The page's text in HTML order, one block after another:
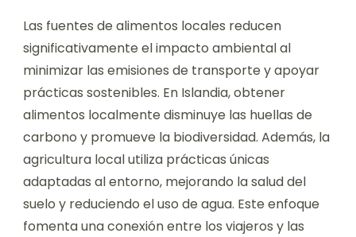
Las fuentes de alimentos locales reducen
significativamente el impacto ambiental al
minimizar las emisiones de transporte y apoyar
prácticas sostenibles. En Islandia, obtener
alimentos localmente disminuye las huellas de
carbono y promueve la biodiversidad. Además, la
agricultura local utiliza prácticas únicas
adaptadas al entorno, mejorando la salud del
suelo y reduciendo el uso de agua. Este enfoque
fomenta una conexión entre los viajeros y las